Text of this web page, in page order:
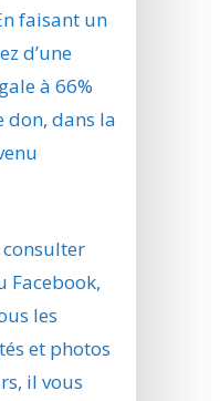
faisant un
d’une
à 66%
don, dans la
Facebook,
les
et photos
il vous